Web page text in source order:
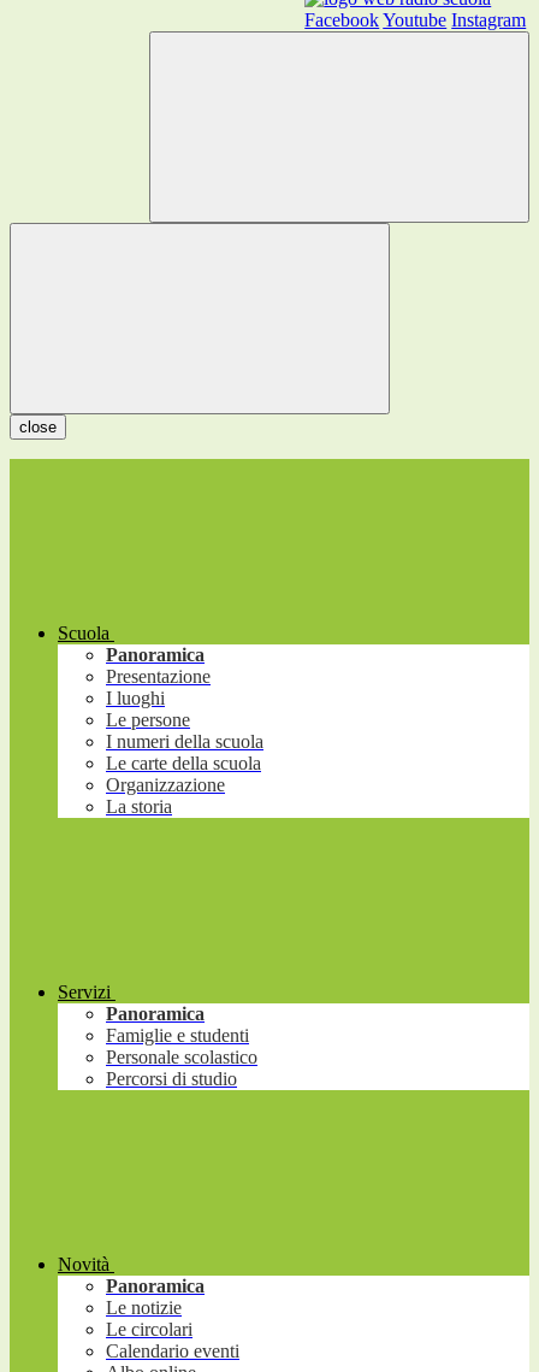
FacebookYoutube Instagram
close
Scuola
Panoramica
Presentazione
I luoghi
Le persone
I numeri della scuola
Le carte della scuola
Organizzazione
La storia
Servizi
Panoramica
Famiglie e studenti
Personale scolastico
Percorsi di studio
Novità
Panoramica
Le notizie
Le circolari
Calendario eventi